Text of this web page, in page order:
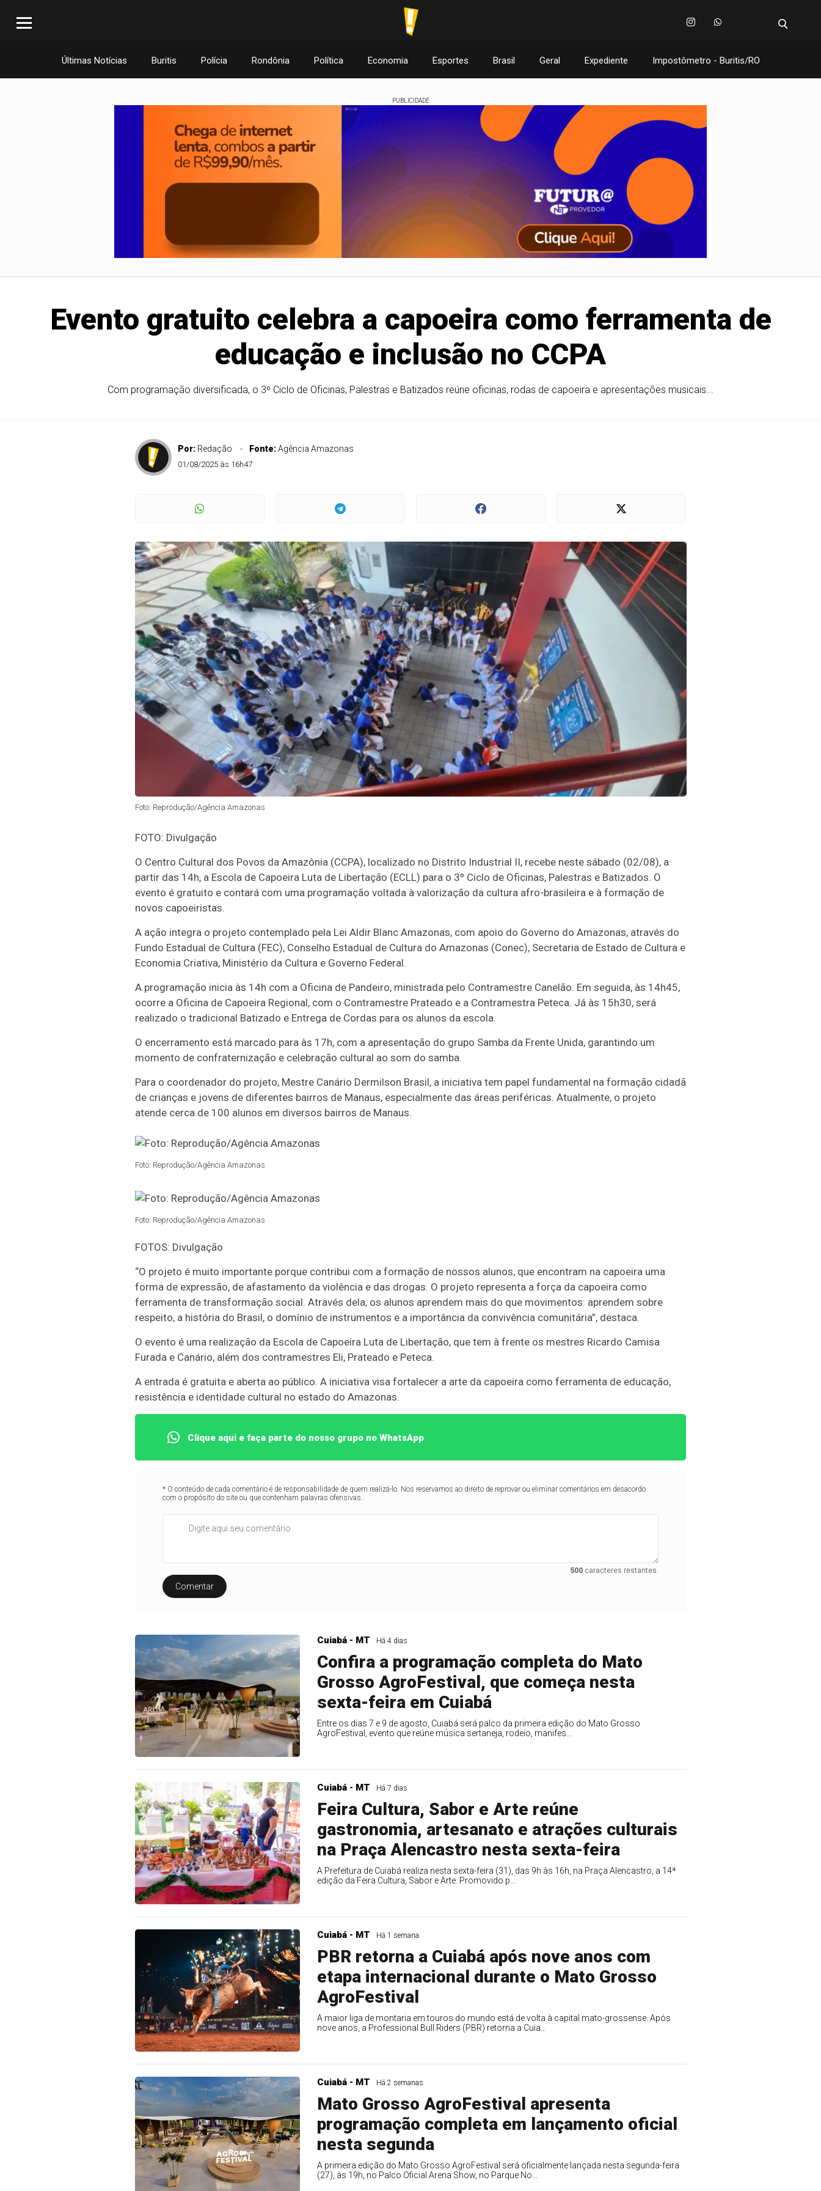
Últimas Notícias Buritis Polícia Rondônia Política Economia Esportes Brasil Geral Expediente Impostômetro - Buritis/RO
PUBLICIDADE
Evento gratuito celebra a capoeira como ferramenta de
educação e inclusão no CCPA
Com programação diversificada, o 3º Ciclo de Oficinas, Palestras e Batizados reúne oficinas, rodas de capoeira e apresentações musicais...
Por: Redação Fonte:Agência Amazonas
01/08/2025 às 16h47
Foto: Reprodução/Agência Amazonas
FOTO: Divulgação
O Centro Cultural dos Povos da Amazônia (CCPA), localizado no Distrito Industrial II, recebe neste sábado (02/08), a
partir das 14h, a Escola de Capoeira Luta de Libertação (ECLL) para o 3º Ciclo de Oficinas, Palestras e Batizados. O
evento é gratuito e contará com uma programação voltada à valorização da cultura afro-brasileira e à formação de
novos capoeiristas.
A ação integra o projeto contemplado pela Lei Aldir Blanc Amazonas, com apoio do Governo do Amazonas, através do
Fundo Estadual de Cultura (FEC), Conselho Estadual de Cultura do Amazonas (Conec), Secretaria de Estado de Cultura e
Economia Criativa, Ministério da Cultura e Governo Federal.
A programação inicia às 14h com a Oficina de Pandeiro, ministrada pelo Contramestre Canelão. Em seguida, às 14h45,
ocorre a Oficina de Capoeira Regional, com o Contramestre Prateado e a Contramestra Peteca. Já às 15h30, será
realizado o tradicional Batizado e Entrega de Cordas para os alunos da escola.
O encerramento está marcado para às 17h, com a apresentação do grupo Samba da Frente Unida, garantindo um
momento de confraternização e celebração cultural ao som do samba.
Para o coordenador do projeto, Mestre Canário Dermilson Brasil, a iniciativa tem papel fundamental na formação cidadã
de crianças e jovens de diferentes bairros de Manaus, especialmente das áreas periféricas. Atualmente, o projeto
atende cerca de 100 alunos em diversos bairros de Manaus.
Foto: Reprodução/Agência Amazonas
Foto: Reprodução/Agência Amazonas
FOTOS: Divulgação
“O projeto é muito importante porque contribui com a formação de nossos alunos, que encontram na capoeira uma
forma de expressão, de afastamento da violência e das drogas. O projeto representa a força da capoeira como
ferramenta de transformação social. Através dela, os alunos aprendem mais do que movimentos: aprendem sobre
respeito, a história do Brasil, o domínio de instrumentos e a importância da convivência comunitária”, destaca.
O evento é uma realização da Escola de Capoeira Luta de Libertação, que tem à frente os mestres Ricardo Camisa
Furada e Canário, além dos contramestres Eli, Prateado e Peteca.
A entrada é gratuita e aberta ao público. A iniciativa visa fortalecer a arte da capoeira como ferramenta de educação,
resistência e identidade cultural no estado do Amazonas.
Clique aqui e faça parte do nosso grupo no WhatsApp
* O conteúdo de cada comentário é de responsabilidade de quem realizá-lo. Nos reservamos ao direito de reprovar ou eliminar comentários em desacordo
com o propósito do site ou que contenham palavras ofensivas.
500 caracteres restantes.
Comentar
Cuiabá - MT Há 4 dias
Confira a programação completa do Mato
Grosso AgroFestival, que começa nesta
sexta-feira em Cuiabá
Entre os dias 7 e 9 de agosto, Cuiabá será palco da primeira edição do Mato Grosso
AgroFestival, evento que reúne música sertaneja, rodeio, manifes...
Cuiabá - MT Há 7 dias
Feira Cultura, Sabor e Arte reúne
gastronomia, artesanato e atrações culturais
na Praça Alencastro nesta sexta-feira
A Prefeitura de Cuiabá realiza nesta sexta-feira (31), das 9h às 16h, na Praça Alencastro, a 14ª
edição da Feira Cultura, Sabor e Arte. Promovido p...
Cuiabá - MT Há 1 semana
PBR retorna a Cuiabá após nove anos com
etapa internacional durante o Mato Grosso
AgroFestival
A maior liga de montaria em touros do mundo está de volta à capital mato-grossense. Após
nove anos, a Professional Bull Riders (PBR) retorna a Cuia...
Cuiabá - MT Há 2 semanas
Mato Grosso AgroFestival apresenta
programação completa em lançamento oficial
nesta segunda
A primeira edição do Mato Grosso AgroFestival será oficialmente lançada nesta segunda-feira
(27), às 19h, no Palco Oficial Arena Show, no Parque No...